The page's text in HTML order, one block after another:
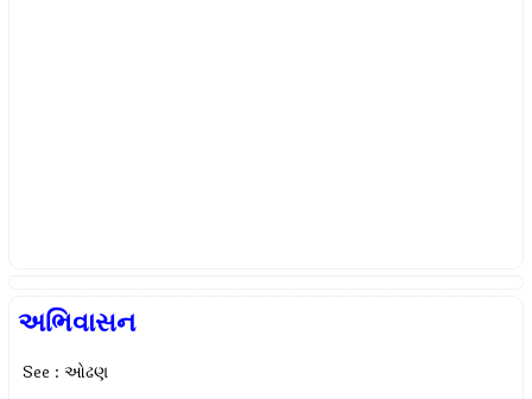
અભિવાસન
See : ઓઢણ